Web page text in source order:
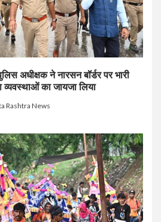
अधीक्षक ने नारसन बॉर्डर पर भारी
व्यवस्थाओं का जायजा लिया
Rashtra News